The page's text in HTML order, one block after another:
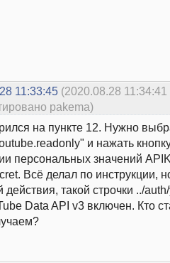
11:33:45 (2020.08.28 11:34:41
pakema)
на пункте 12. Нужно
и нажать
персональных значений
Всё делал по инструкции,
действия, такой строчки ../
Data API v3 включен. Кто